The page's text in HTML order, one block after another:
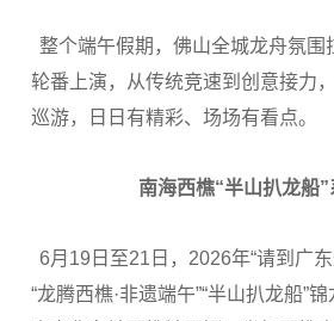
整个端午假期，佛山全城龙舟氛围
轮番上演，从传统竞速到创意接力
巡游，日日有精彩、场场有看点。
南海西樵“半山扒龙船
6月19日至21日，2026年“请到广
“龙腾西樵·非遗端午”“半山扒龙船”